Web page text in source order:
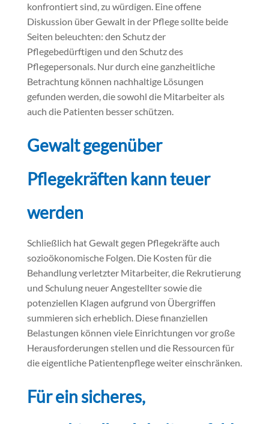
konfrontiert sind, zu würdigen. Eine offene
Diskussion über Gewalt in der Pflege sollte beide
Seiten beleuchten: den Schutz der
Pflegebedürftigen und den Schutz des
Pflegepersonals. Nur durch eine ganzheitliche
Betrachtung können nachhaltige Lösungen
gefunden werden, die sowohl die Mitarbeiter als
auch die Patienten besser schützen.
Gewalt gegenüber
Pflegekräften kann teuer
werden
Schließlich hat Gewalt gegen Pflegekräfte auch
sozioökonomische Folgen. Die Kosten für die
Behandlung verletzter Mitarbeiter, die Rekrutierung
und Schulung neuer Angestellter sowie die
potenziellen Klagen aufgrund von Übergriffen
summieren sich erheblich. Diese finanziellen
Belastungen können viele Einrichtungen vor große
Herausforderungen stellen und die Ressourcen für
die eigentliche Patientenpflege weiter einschränken.
Für ein sicheres,